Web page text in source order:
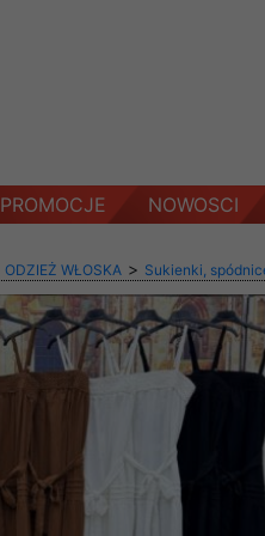
PROMOCJE NOWOSCI
ODZIEŻ WŁOSKA > Sukienki,